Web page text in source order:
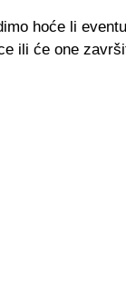
hoće li
ili će one